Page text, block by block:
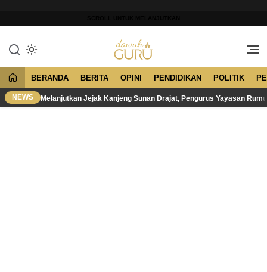
konten
Dawuh Guru
Merawat Tradisi, Membangun
BERANDA BERITA OPINI PENDIDIKAN POLITIK
NEWS Melanjutkan Jejak Kanjeng Sunan Drajat, Pengurus Yayasan